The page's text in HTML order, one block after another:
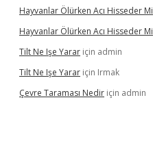
Hayvanlar Ölürken Acı Hisseder Mi
Hayvanlar Ölürken Acı Hisseder Mi
Tilt Ne Işe Yarar için admin
Tilt Ne Işe Yarar için Irmak
Çevre Taraması Nedir için admin